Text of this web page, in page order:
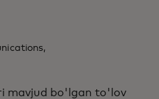
mavjud bo'lgan to'lov